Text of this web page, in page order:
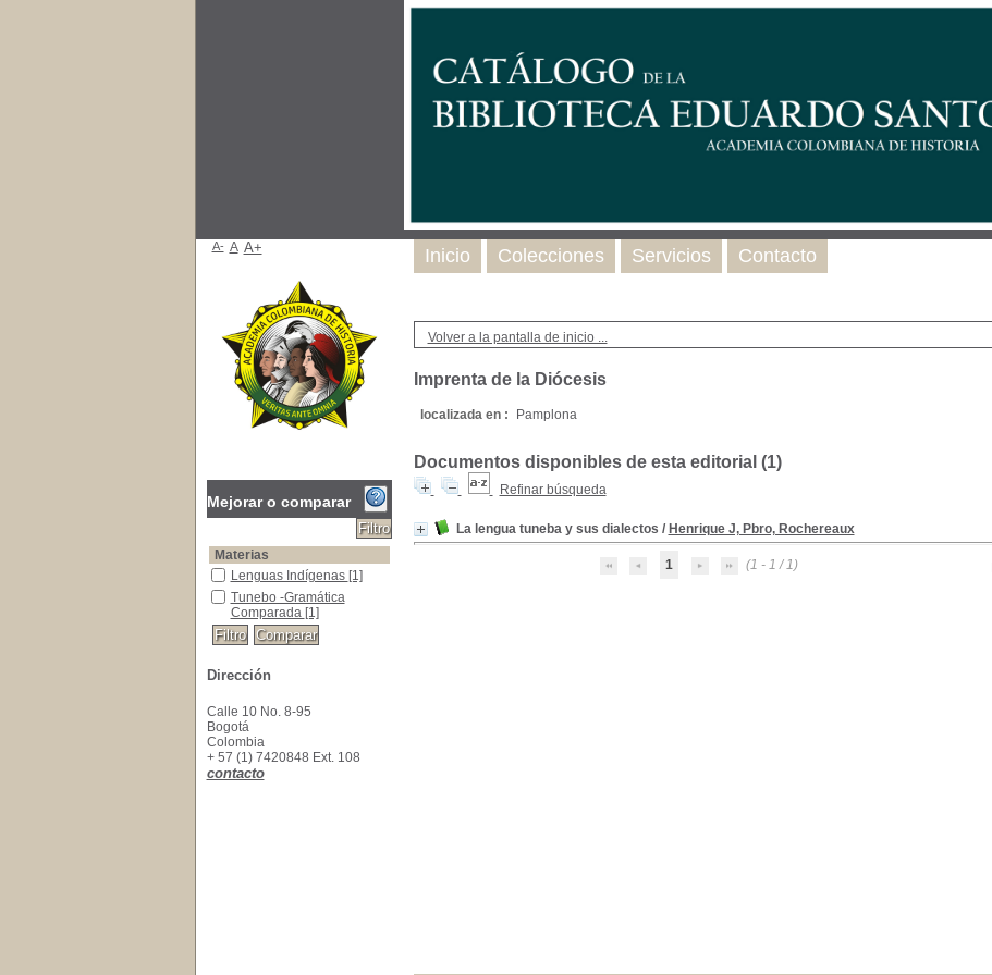
Volver a la pantalla de inicio ...
Imprenta de la Diócesis
localizada en : Pamplona
Documentos disponibles de esta editorial (1)
Refinar búsqueda
La lengua tuneba y sus dialectos / Henrique J, Pbro, Rochereaux
1 (1 - 1 / 1)
Inicio Colecciones Servicios Contacto
A- A A+
Mejorar o comparar
Materias
Lenguas Indígenas
Lenguas Indígenas [1]
Tunebo -Gramática Comparada
Tunebo -Gramática
Comparada [1]
Dirección
Calle 10 No. 8-95
Bogotá
Colombia
+ 57 (1) 7420848 Ext. 108
contacto